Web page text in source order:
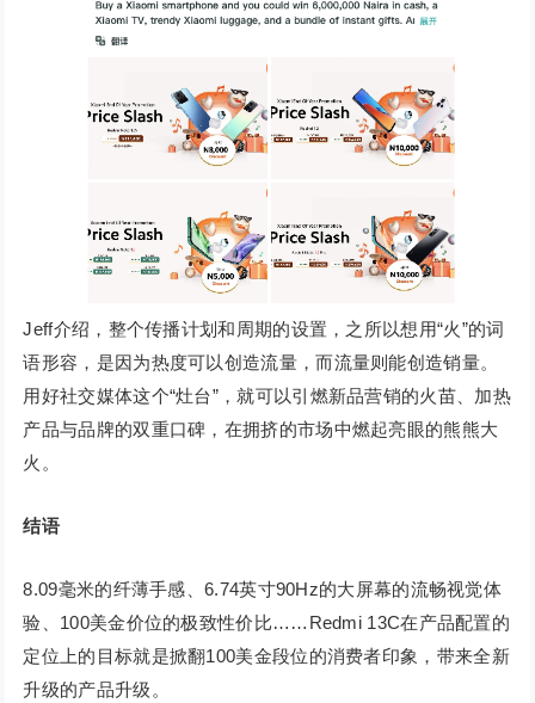
Jeff介绍，整个传播计划和周期的设置，之所以想用“火”的词
语形容，是因为热度可以创造流量，而流量则能创造销量。
用好社交媒体这个“灶台”，就可以引燃新品营销的火苗、加热
产品与品牌的双重口碑，在拥挤的市场中燃起亮眼的熊熊大
火。
结语
8.09毫米的纤薄手感、6.74英寸90Hz的大屏幕的流畅视觉体
验、100美金价位的极致性价比……Redmi 13C在产品配置的
定位上的目标就是掀翻100美金段位的消费者印象，带来全新
升级的产品升级。